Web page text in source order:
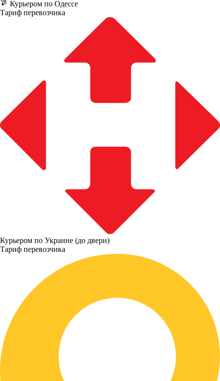
Курьером по Одессе
Тариф перевозчика
Курьером по Украине (до двери)
Тариф перевозчика